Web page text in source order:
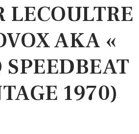
LECOULTRE
AKA «
1970)